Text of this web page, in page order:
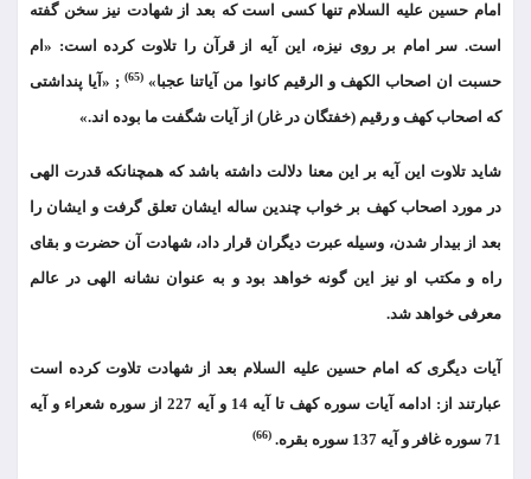
امام حسین علیه السلام تنها کسی است که بعد از شهادت نیز سخن گفته
است. سر امام بر روی نیزه، این آیه از قرآن را تلاوت کرده است: «ام
حسبت ان اصحاب الکهف و الرقیم کانوا من آیاتنا عجبا» (65)
; «آیا پنداشتی
که اصحاب کهف و رقیم (خفتگان در غار) از آیات شگفت ما بوده اند.»
شاید تلاوت این آیه بر این معنا دلالت داشته باشد که همچنانکه قدرت الهی
در مورد اصحاب کهف بر خواب چندین ساله ایشان تعلق گرفت و ایشان را
بعد از بیدار شدن، وسیله عبرت دیگران قرار داد، شهادت آن حضرت و بقای
راه و مکتب او نیز این گونه خواهد بود و به عنوان نشانه الهی در عالم
معرفی خواهد شد.
آیات دیگری که امام حسین علیه السلام بعد از شهادت تلاوت کرده است
عبارتند از: ادامه آیات سوره کهف تا آیه 14 و آیه 227 از سوره شعراء و آیه
71 سوره غافر و آیه 137 سوره بقره.
(66)